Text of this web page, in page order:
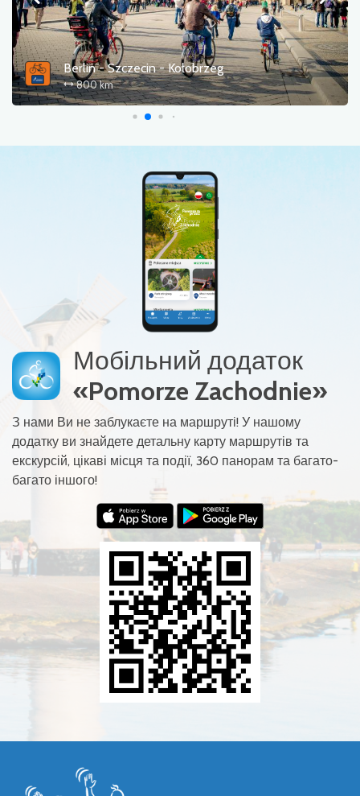
Berlin - Szczecin - Kołobrzeg
800 km
Мобільний додаток
«Pomorze Zachodnie»
З нами Ви не заблукаєте на маршруті! У нашому
додатку ви знайдете детальну карту маршрутів та
екскурсій, цікаві місця та події, 360 панорам та багато-
багато іншого!